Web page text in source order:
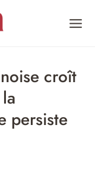
croît
persiste